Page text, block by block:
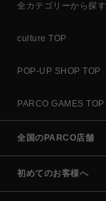
全カテゴリーから探す
culture TOP
POP-UP SHOP TOP
PARCO GAMES TOP
全国のPARCO店舗
初めてのお客様へ